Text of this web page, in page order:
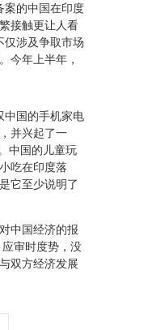
案的中国在印度
接触更让人看
仅涉及争取市场
今年上半年，
国的手机家电
并兴起了一
中国的儿童玩
吃在印度落
它至少说明了
中国经济的报
审时度势，没
双方经济发展